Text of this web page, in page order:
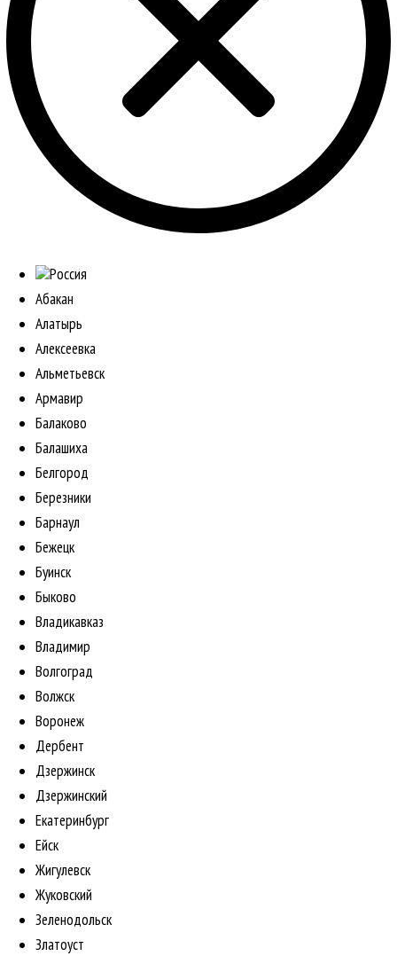
Россия
Абакан
Алатырь
Алексеевка
Альметьевск
Армавир
Балаково
Балашиха
Белгород
Березники
Барнаул
Бежецк
Буинск
Быково
Владикавказ
Владимир
Волгоград
Волжск
Воронеж
Дербент
Дзержинск
Дзержинский
Екатеринбург
Ейск
Жигулевск
Жуковский
Зеленодольск
Златоуст